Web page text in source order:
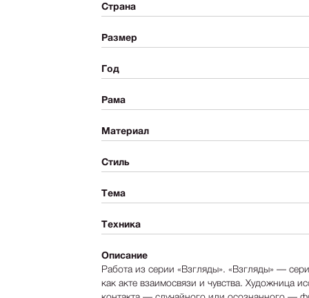
Страна
Размер
Год
Рама
Материал
Стиль
Тема
Техника
Описание
Работа из серии «Взгляды». «Взгляды» —
как акте взаимосвязи и чувства. Художница